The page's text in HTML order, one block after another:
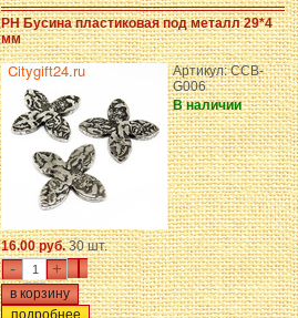
PH Бусина пластиковая под металл 29*4
мм
Артикул: CCB-
G006
В наличии
16.00 руб.30 шт.
- +
подробнее